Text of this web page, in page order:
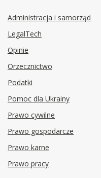
Administracja i samorząd
LegalTech
Opinie
Orzecznictwo
Podatki
Pomoc dla Ukrainy
Prawo cywilne
Prawo gospodarcze
Prawo karne
Prawo pracy